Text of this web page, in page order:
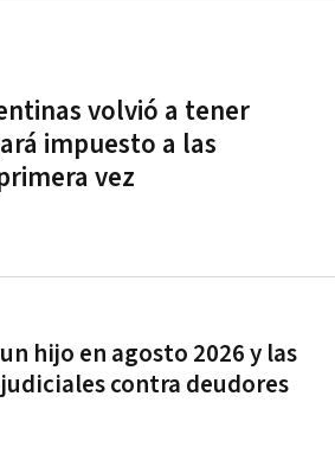
volvió a tener
impuesto a las
vez
hijo en agosto 2026 y las
contra deudores